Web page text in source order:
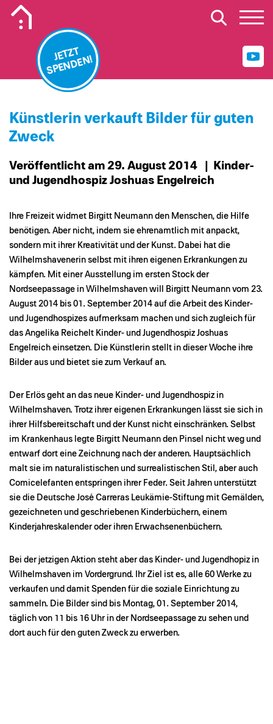
JETZT
SPENDEN!
Künstlerin verkauft Bilder für guten
Zweck
Veröffentlicht am 29. August 2014
| Kinder-
und Jugendhospiz Joshuas Engelreich
Ihre Freizeit widmet Birgitt Neumann den Menschen, die Hilfe
benötigen. Aber nicht, indem sie ehrenamtlich mit anpackt,
sondern mit ihrer Kreativität und der Kunst. Dabei hat die
Wilhelmshavenerin selbst mit ihren eigenen Erkrankungen zu
kämpfen. Mit einer Ausstellung im ersten Stock der
Nordseepassage in Wilhelmshaven will Birgitt Neumann vom 23.
August 2014 bis 01. September 2014 auf die Arbeit des Kinder-
und Jugendhospizes aufmerksam machen und sich zugleich für
das Angelika Reichelt Kinder- und Jugendhospiz Joshuas
Engelreich einsetzen. Die Künstlerin stellt in dieser Woche ihre
Bilder aus und bietet sie zum Verkauf an.
Der Erlös geht an das neue Kinder- und Jugendhospiz in
Wilhelmshaven. Trotz ihrer eigenen Erkrankungen lässt sie sich in
ihrer Hilfsbereitschaft und der Kunst nicht einschränken. Selbst
im Krankenhaus legte Birgitt Neumann den Pinsel nicht weg und
entwarf dort eine Zeichnung nach der anderen. Hauptsächlich
malt sie im naturalistischen und surrealistischen Stil, aber auch
Comicelefanten entspringen ihrer Feder. Seit Jahren unterstützt
sie die Deutsche José Carreras Leukämie-Stiftung mit Gemälden,
gezeichneten und geschriebenen Kinderbüchern, einem
Kinderjahreskalender oder ihren Erwachsenenbüchern.
Bei der jetzigen Aktion steht aber das Kinder- und Jugendhopiz in
Wilhelmshaven im Vordergrund. Ihr Ziel ist es, alle 60 Werke zu
verkaufen und damit Spenden für die soziale Einrichtung zu
sammeln. Die Bilder sind bis Montag, 01. September 2014,
täglich von 11 bis 16 Uhr in der Nordseepassage zu sehen und
dort auch für den guten Zweck zu erwerben.
Mobiles Logo Mission Lebenshaus